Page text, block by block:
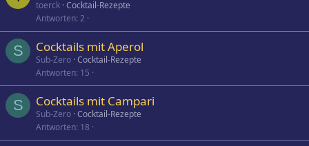
toerck Cocktail-Rezepte
Antworten 2
S Cocktails mit Aperol
Sub-Zero Cocktail-Rezepte
Antworten 15
S Cocktails mit Campari
Sub-Zero Cocktail-Rezepte
Antworten 18